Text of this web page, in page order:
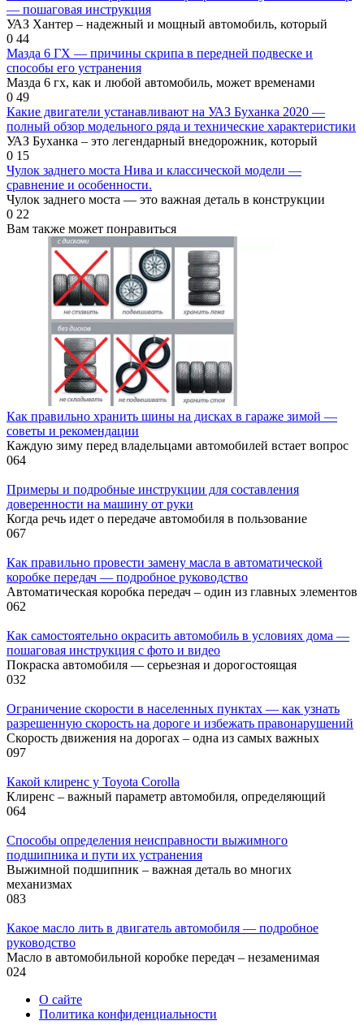
— пошаговая инструкция
УАЗ Хантер – надежный и мощный автомобиль, который
0 44
Мазда 6 ГХ — причины скрипа в передней подвеске и
способы его устранения
Мазда 6 гх, как и любой автомобиль, может временами
0 49
Какие двигатели устанавливают на УАЗ Буханка 2020 —
полный обзор модельного ряда и технические характеристики
УАЗ Буханка – это легендарный внедорожник, который
0 15
Чулок заднего моста Нива и классической модели —
сравнение и особенности.
Чулок заднего моста — это важная деталь в конструкции
0 22
Вам также может понравиться
Как правильно хранить шины на дисках в гараже зимой —
советы и рекомендации
Каждую зиму перед владельцами автомобилей встает вопрос
064
Примеры и подробные инструкции для составления
доверенности на машину от руки
Когда речь идет о передаче автомобиля в пользование
067
Как правильно провести замену масла в автоматической
коробке передач — подробное руководство
Автоматическая коробка передач – один из главных элементов
062
Как самостоятельно окрасить автомобиль в условиях дома —
пошаговая инструкция с фото и видео
Покраска автомобиля — серьезная и дорогостоящая
032
Ограничение скорости в населенных пунктах — как узнать
разрешенную скорость на дороге и избежать правонарушений
Скорость движения на дорогах – одна из самых важных
097
Какой клиренс у Toyota Corolla
Клиренс – важный параметр автомобиля, определяющий
064
Способы определения неисправности выжимного
подшипника и пути их устранения
Выжимной подшипник – важная деталь во многих
механизмах
083
Какое масло лить в двигатель автомобиля — подробное
руководство
Масло в автомобильной коробке передач – незаменимая
024
О сайте
Политика конфиденциальности